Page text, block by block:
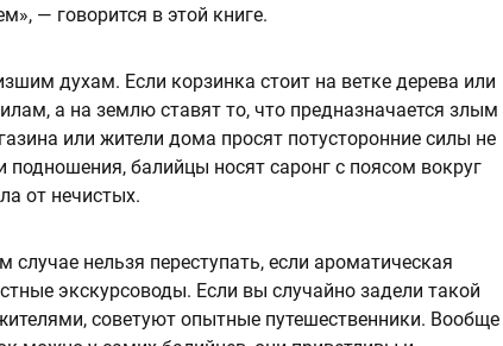
— говорится в этой книге.
духам. Если корзинка стоит на ветке дерева или
а на землю ставят то, что предназначается злым
или жители дома просят потусторонние силы не
балийцы носят саронг с поясом вокруг
от нечистых.
нельзя переступать, если ароматическая
экскурсоводы. Если вы случайно задели такой
советуют опытные путешественники. Вообще